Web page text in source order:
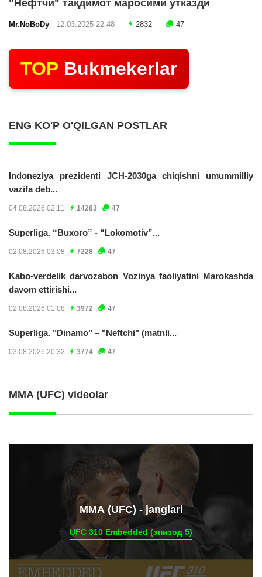
"Нефтчи" тақдимот маросими ўтказди
Mr.NoBoDy 12.03.2025 22:48 2832 47
TOP Bukmekerlar
ENG KO'P O'QILGAN POSTLAR
Indoneziya prezidenti JCH-2030ga chiqishni umummilliy
vazifa deb...
04.08.2026 02:11 14283 47
Superliga. “Buxoro” - “Lokomotiv”...
02.08.2026 03:08 7228 47
Kabo-verdelik darvozabon Vozinya faoliyatini Marokashda
davom ettirishi...
02.08.2026 01:08 3972 47
Superliga. "Dinamo" – "Neftchi" (matnli...
03.08.2026 20:32 3774 47
MMA (UFC) videolar
ММА (UFC) - janglari
UFC 310 Embedded (эпизод 5)